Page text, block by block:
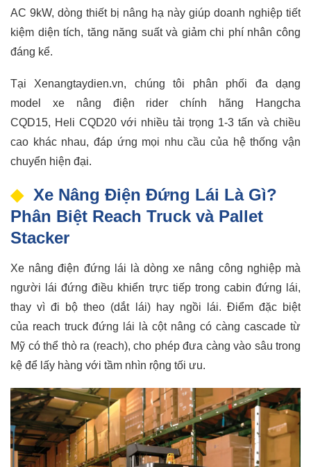
AC 9kW, dòng thiết bị nâng hạ này giúp doanh nghiệp tiết
kiệm diện tích, tăng năng suất và giảm chi phí nhân công
đáng kể.
Tại Xenangtaydien.vn, chúng tôi phân phối đa dạng
model xe nâng điện rider chính hãng Hangcha
CQD15, Heli CQD20 với nhiều tải trọng 1-3 tấn và chiều
cao khác nhau, đáp ứng mọi nhu cầu của hệ thống vận
chuyển hiện đại.
Xe Nâng Điện Đứng Lái Là Gì?
Phân Biệt Reach Truck và Pallet
Stacker
Xe nâng điện đứng lái là dòng xe nâng công nghiệp mà
người lái đứng điều khiển trực tiếp trong cabin đứng lái,
thay vì đi bộ theo (dắt lái) hay ngồi lái. Điểm đặc biệt
của reach truck đứng lái là cột nâng có càng cascade từ
Mỹ có thể thò ra (reach), cho phép đưa càng vào sâu trong
kệ để lấy hàng với tầm nhìn rộng tối ưu.